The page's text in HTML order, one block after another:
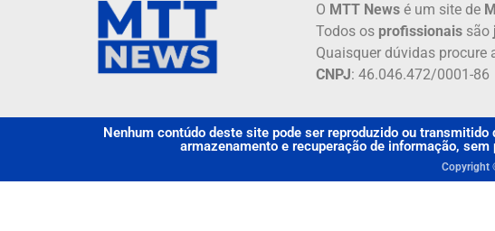
O MTT Newsé um site de
Todos os profissionaissão
Quaisquer dúvidas procure
CNPJ: 46.046.472/0001-86
Nenhum contúdo deste site pode ser reproduzido ou
armazenamento e recuperação de informação, sem
Copyright